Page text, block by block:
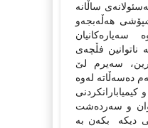
ساڵانە
هەڵەبجەو
سەیارەكانیان
ناتوانین فڵچەی
سەیرم لێ
دەسەڵاتە لەوە
كیمیابارانكردنی
و سەردەشت
دیكە بكەن بە